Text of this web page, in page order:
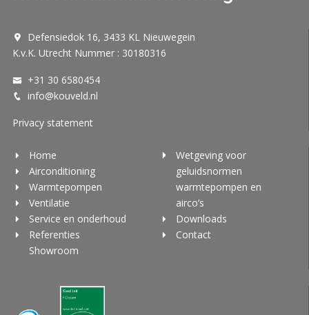
Defensiedok 16, 3433 KL Nieuwegein
K.v.K. Utrecht Nummer : 30180316
+31 30 6580454
info@kouveld.nl
Privacy statement
Home
Airconditioning
Warmtepompen
Ventilatie
Service en onderhoud
Referenties
Showroom
Wetgeving voor
geluidsnormen
warmtepompen en
airco’s
Downloads
Contact